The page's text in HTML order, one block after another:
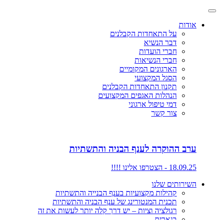
אודות
על התאחדות הקבלנים
דבר הנשיא
חברי הועדות
חברי הנשיאות
הארגונים המקומיים
הסגל המקצועי
תקנון התאחדות הקבלנים
הנהלות האגפים המקצועים
דמי טיפול ארגוני
צור קשר
ערב ההוקרה לענף הבניה והתשתיות
18.09.25 - הצטרפו אלינו !!!!
השירותים שלנו
קהילות מקצועיות בענף הבנייה והתשתיות
תכנית המנטורינג של ענף הבניה והתשתיות
רגולציה וציות – יש דרך קלה יותר לעשות את זה